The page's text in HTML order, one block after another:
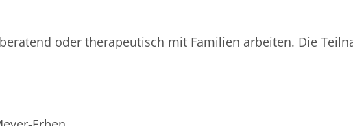
oder therapeutisch mit Familien arbeiten. Die